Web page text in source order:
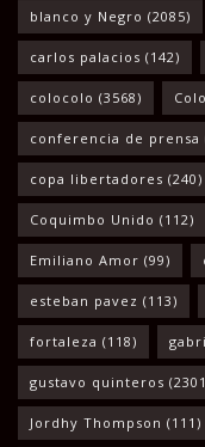
blanco y Negro (2085)
carlos palacios (142)
colocolo (3568)
conferencia de prensa
copa libertadores (240)
Coquimbo Unido (112)
Emiliano Amor (99)
esteban pavez (113)
fortaleza (118)
gustavo quinteros
Jordhy Thompson (111)